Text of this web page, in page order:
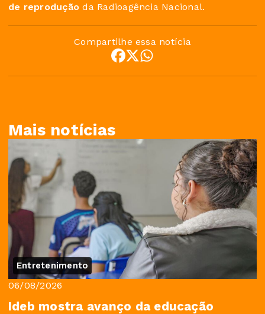
de reprodução da Radioagência Nacional.
Compartilhe essa notícia
Mais notícias
Entretenimento
06/08/2026
Ideb mostra avanço da educação